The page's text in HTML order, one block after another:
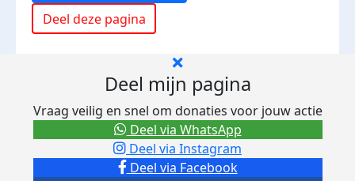
Deel deze pagina
Deel mijn pagina
Vraag veilig en snel om donaties voor jouw actie
Deel via Facebook
Deel via Instagram
Deel via WhatsApp